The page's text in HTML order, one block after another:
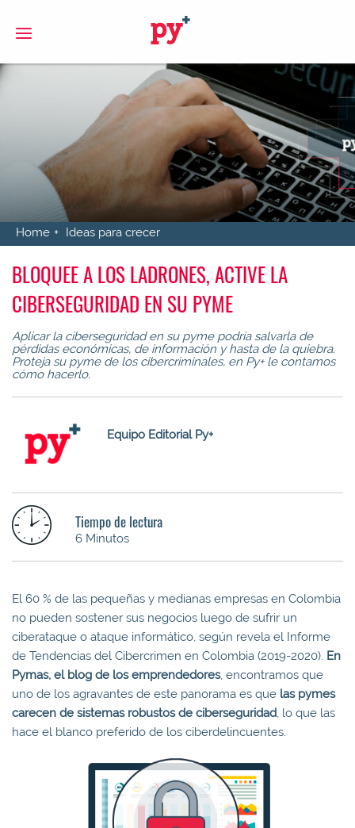
Home Ideas para crecer
BLOQUEE A LOS LADRONES, ACTIVE LA
CIBERSEGURIDAD EN SU PYME
Aplicar la ciberseguridad en su pyme podría salvarla de
pérdidas económicas, de información y hasta de la quiebra.
Proteja su pyme de los cibercriminales, en Py+ le contamos
cómo hacerlo.
Equipo Editorial Py+
Tiempo de lectura
6 Minutos
El 60 % de las pequeñas y medianas empresas en Colombia
no pueden sostener sus negocios luego de sufrir un
ciberataque o ataque informático, según revela el Informe
de Tendencias del Cibercrimen en Colombia (2019-2020). En
Pymas, el blog de los emprendedores, encontramos que
uno de los agravantes de este panorama es que las pymes
carecen de sistemas robustos de ciberseguridad, lo que las
hace el blanco preferido de los ciberdelincuentes.